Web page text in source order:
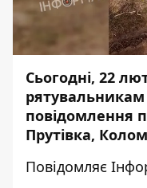
Сьогодні, 22
повідомлення
Прутівка,
Повідомляє